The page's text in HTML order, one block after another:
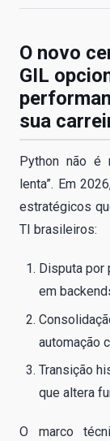
O novo
GIL
sua
Python não é
lenta”. Em
estratégicos
TI brasileiros:
Disputa por
em
automação
Transição
que altera
O marco